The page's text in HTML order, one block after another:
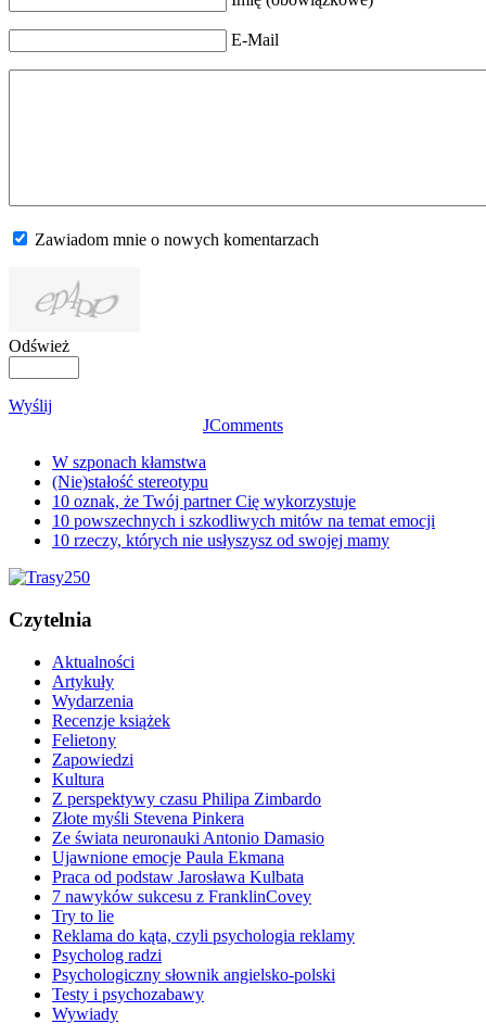
E-Mail
Zawiadom mnie o nowych komentarzach
Odśwież
Wyślij
JComments
W szponach kłamstwa
(Nie)stałość stereotypu
10 oznak, że Twój partner Cię wykorzystuje
10 powszechnych i szkodliwych mitów na temat emocji
10 rzeczy, których nie usłyszysz od swojej mamy
Czytelnia
Aktualności
Artykuły
Wydarzenia
Recenzje książek
Felietony
Zapowiedzi
Kultura
Z perspektywy czasu Philipa Zimbardo
Złote myśli Stevena Pinkera
Ze świata neuronauki Antonio Damasio
Ujawnione emocje Paula Ekmana
Praca od podstaw Jarosława Kulbata
7 nawyków sukcesu z FranklinCovey
Try to lie
Reklama do kąta, czyli psychologia reklamy
Psycholog radzi
Psychologiczny słownik angielsko-polski
Testy i psychozabawy
Wywiady